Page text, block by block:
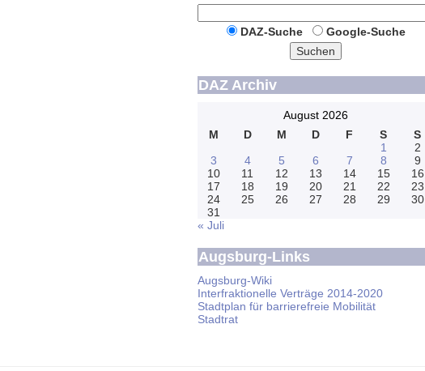
DAZ-Suche
Google-Suche
Suchen
DAZ Archiv
August 2026
M
D M D F S
S
1
2
3
4 5 6 7 8
9
10
11 12 13 14 15
16
17
18 19 20 21 22
23
24
25 26 27 28 29
30
31
« Juli
Augsburg-Links
Augsburg-Wiki
Interfraktionelle Verträge 2014-2020
Stadtplan für barrierefreie Mobilität
Stadtrat